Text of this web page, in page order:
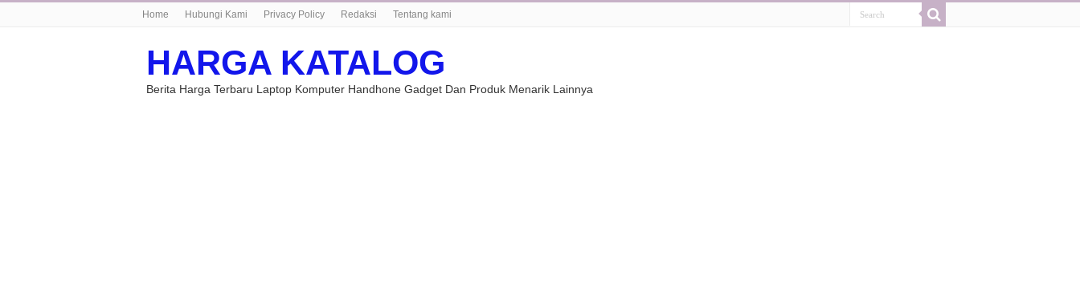
Home Hubungi Kami Privacy Policy Redaksi Tentang kami
HARGA KATALOG
Berita Harga Terbaru Laptop Komputer Handhone Gadget Dan Produk Menarik Lainnya